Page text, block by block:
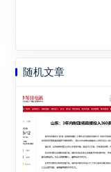
随机文章